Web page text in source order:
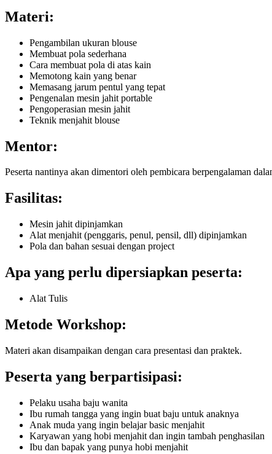
Materi:
Pengambilan ukuran blouse
Membuat pola sederhana
Cara membuat pola di atas kain
Memotong kain yang benar
Memasang jarum pentul yang tepat
Pengenalan mesin jahit portable
Pengoperasian mesin jahit
Teknik menjahit blouse
Mentor:
Peserta nantinya akan dimentori oleh pembicara berpengalaman
Fasilitas:
Mesin jahit dipinjamkan
Alat menjahit (penggaris, penul, pensil, dll) dipinjamkan
Pola dan bahan sesuai dengan project
Apa yang perlu dipersiapkan peserta:
Alat Tulis
Metode Workshop:
Materi akan disampaikan dengan cara presentasi dan praktek.
Peserta yang berpartisipasi:
Pelaku usaha baju wanita
Ibu rumah tangga yang ingin buat baju untuk anaknya
Anak muda yang ingin belajar basic menjahit
Karyawan yang hobi menjahit dan ingin tambah penghasilan
Ibu dan bapak yang punya hobi menjahit